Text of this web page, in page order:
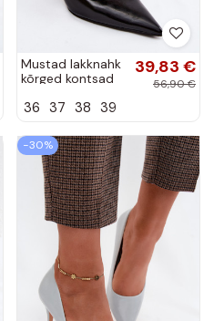
Mustad lakknahk
kõrged kontsad
Tropessa
39,83 €
56,90 €
36 37 38 39
−30%